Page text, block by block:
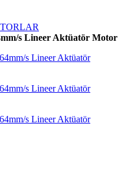
s Lineer Aktüatör Motor